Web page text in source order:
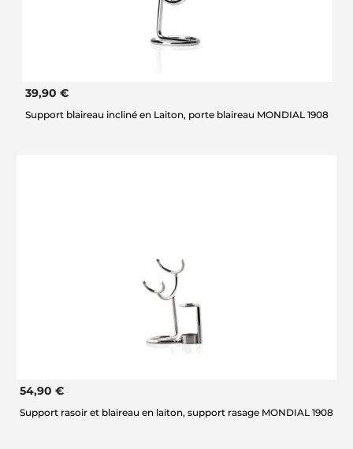
39,90 €
Support blaireau incliné en Laiton, porte blaireau MONDIAL 1908
54,90 €
Support rasoir et blaireau en laiton, support rasage MONDIAL 1908